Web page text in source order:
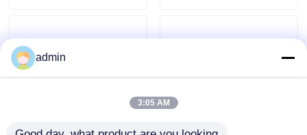
Облегченные идущие ботинки
Детские снежные сапоги
admin
3:05 AM